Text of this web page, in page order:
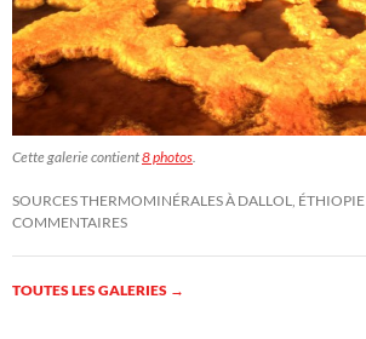
Cette galerie contient8 photos.
SOURCES THERMOMINÉRALES À DALLOL, ÉTHIOPIE
COMMENTAIRES
TOUTES LES GALERIES →